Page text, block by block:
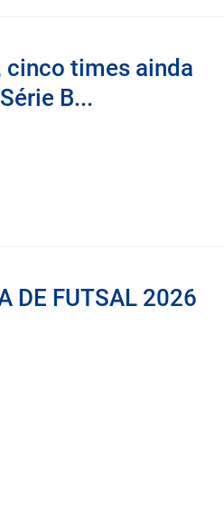
cinco times ainda
B...
DE FUTSAL 2026